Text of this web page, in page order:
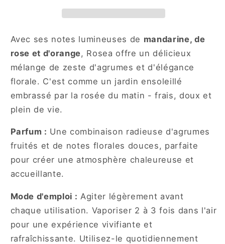
Avec ses notes lumineuses de mandarine, de
rose et d'orange, Rosea offre un délicieux
mélange de zeste d'agrumes et d'élégance
florale. C'est comme un jardin ensoleillé
embrassé par la rosée du matin - frais, doux et
plein de vie.
Parfum : Une combinaison radieuse d'agrumes
fruités et de notes florales douces, parfaite
pour créer une atmosphère chaleureuse et
accueillante.
Mode d'emploi : Agiter légèrement avant
chaque utilisation. Vaporiser 2 à 3 fois dans l'air
pour une expérience vivifiante et
rafraîchissante. Utilisez-le quotidiennement